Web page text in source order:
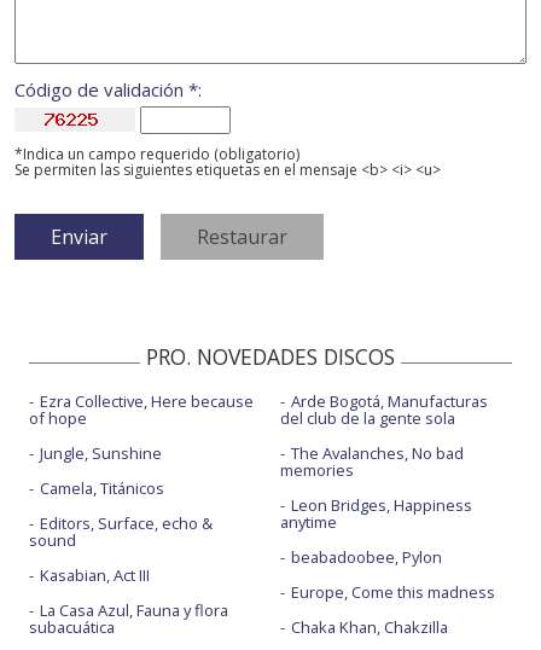
Código de validación *:
*Indica un campo requerido (obligatorio)
Se permiten las siguientes etiquetas en el mensaje <b> <i> <u>
PRO. NOVEDADES DISCOS
Ezra Collective, Here because
of hope
Jungle, Sunshine
Camela, Titánicos
Editors, Surface, echo &
sound
Kasabian, Act III
La Casa Azul, Fauna y flora
subacuática
Arde Bogotá, Manufacturas
del club de la gente sola
The Avalanches, No bad
memories
Leon Bridges, Happiness
anytime
beabadoobee, Pylon
Europe, Come this madness
Chaka Khan, Chakzilla